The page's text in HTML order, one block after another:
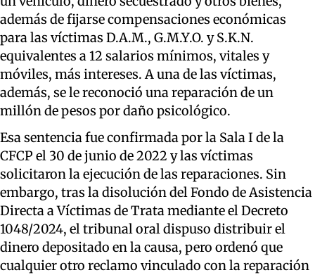
además de fijarse compensaciones económicas
para las víctimas D.A.M., G.M.Y.O. y S.K.N.
equivalentes a 12 salarios mínimos, vitales y
móviles, más intereses. A una de las víctimas,
además, se le reconoció una reparación de un
millón de pesos por daño psicológico.
Esa sentencia fue confirmada por la Sala I de la
CFCP el 30 de junio de 2022 y las víctimas
solicitaron la ejecución de las reparaciones. Sin
embargo, tras la disolución del Fondo de Asistencia
Directa a Víctimas de Trata mediante el Decreto
1048/2024, el tribunal oral dispuso distribuir el
dinero depositado en la causa, pero ordenó que
cualquier otro reclamo vinculado con la reparación